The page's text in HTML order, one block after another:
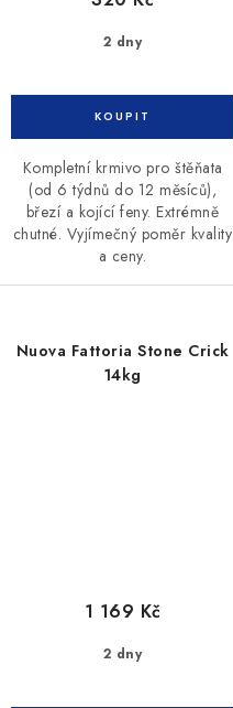
2 dny
Kompletní krmivo pro štěňata
(od 6 týdnů do 12 měsíců),
březí a kojící feny. Extrémně
chutné. Vyjímečný poměr kvality
a ceny.
Nuova Fattoria Stone Crick
14kg
2 dny
1 169 Kč